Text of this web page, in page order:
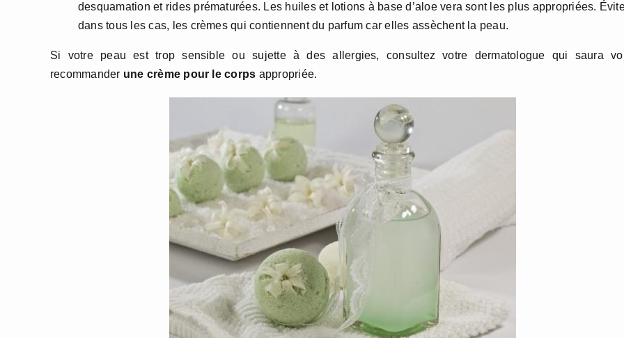
desquamation et rides prématurées. Les huiles et lotions à base d’aloe vera sont les plus appropriées.
dans tous les cas, les crèmes qui contiennent du parfum car elles assèchent la peau.
Si votre peau est trop sensible ou sujette à des allergies, consultez votre dermatologue qui saura
recommander une crème pour le corps appropriée.